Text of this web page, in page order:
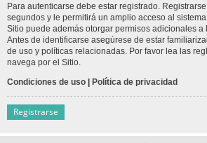
Para autenticarse debe estar registrado.
segundos y le permitirá un amplio acceso al
Sitio puede además otorgar permisos adicionales a
Antes de identificarse asegúrese de estar
de uso y políticas relacionadas. Por favor lea las
navega por el Sitio.
Condiciones de uso | Política de privacidad
Registrarse